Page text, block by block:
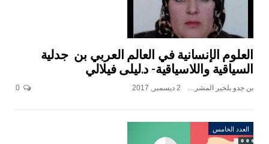
العلوم الإنسانية في العالم العربي بن جدلية
السياقية واللاسياقية- د.ليلى فيلالي
بن جدو بلخير المشرف العام 2 ديسمبر, 2017
العدد الخامس